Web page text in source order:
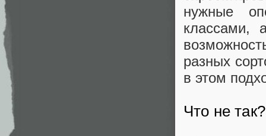
нужные
классами,
разных
в этом
Что не так?